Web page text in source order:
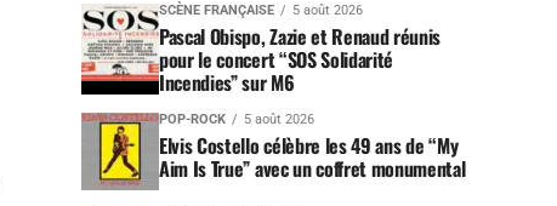
SCÈNE FRANÇAISE 5 août 2026
Pascal Obispo, Zazie et Renaud réunis
pour le concert “SOS Solidarité
Incendies” sur M6
POP-ROCK 5 août 2026
Elvis Costello célèbre les 49 ans de “My
Aim Is True” avec un coffret monumental